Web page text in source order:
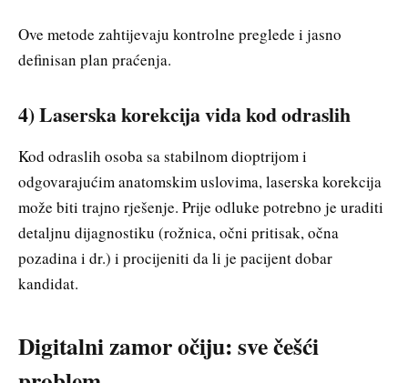
Ove metode zahtijevaju kontrolne preglede i jasno
definisan plan praćenja.
4) Laserska korekcija vida kod odraslih
Kod odraslih osoba sa stabilnom dioptrijom i
odgovarajućim anatomskim uslovima, laserska korekcija
može biti trajno rješenje. Prije odluke potrebno je uraditi
detaljnu dijagnostiku (rožnica, očni pritisak, očna
pozadina i dr.) i procijeniti da li je pacijent dobar
kandidat.
Digitalni zamor očiju: sve češći